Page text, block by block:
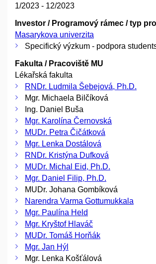
1/2023 - 12/2023
Investor / Programový rámec / typ
Masarykova univerzita
Specifický výzkum - podpora
Fakulta / Pracoviště MU
Lékařská fakulta
RNDr. Ludmila Šebejová, Ph.D.
Mgr. Michaela Bilčíková
Ing. Daniel Buša
Mgr. Karolína Černovská
MUDr. Petra Čičátková
Mgr. Lenka Dostálová
RNDr. Kristýna Dufková
MUDr. Michal Eid, Ph.D.
Mgr. Daniel Filip, Ph.D.
MUDr. Johana Gombíková
Narendra Varma Gottumukkala
Mgr. Paulína Held
Mgr. Kryštof Hlaváč
MUDr. Tomáš Horňák
Mgr. Jan Hýl
Mgr. Lenka Košťálová